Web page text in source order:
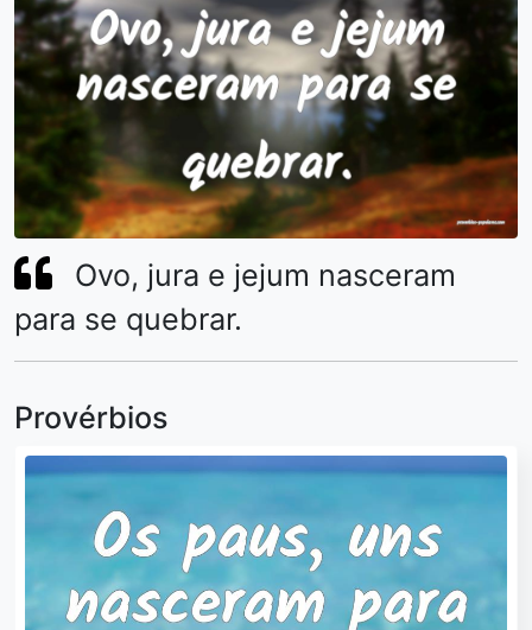
Ovo, jura e jejum nasceram
para se quebrar.
Provérbios